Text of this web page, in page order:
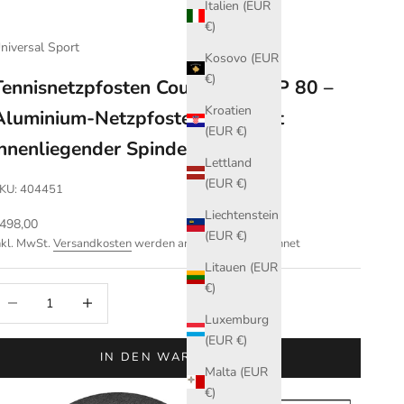
Italien (EUR
€)
Kosovo (EUR
€)
Kroatien
(EUR €)
Lettland
(EUR €)
Liechtenstein
(EUR €)
Litauen (EUR
€)
Luxemburg
(EUR €)
Malta (EUR
€)
Sport
Court Royal TP 80 –
Netzpfosten weiß mit
Spindel
404451
MwSt.Versandkostenwerden an der Kasse berechnet
IN DEN WARENKORB